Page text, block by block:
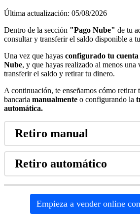
Última actualización: 05/08/2026
Dentro de la sección "Pago Nube" de tu
consultar y transferir el saldo disponible a
Una vez que hayas configurado tu
Nube, y que hayas realizado al menos una
transferir el saldo y retirar tu dinero.
A continuación, te enseñamos cómo retirar
bancaria manualmente o configurando la
automática.
Retiro manual
Retiro automático
Empieza a vender online